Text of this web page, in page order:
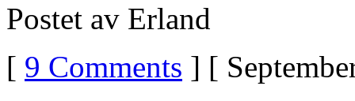
Postet av Erland
[ 9 Comments ] [